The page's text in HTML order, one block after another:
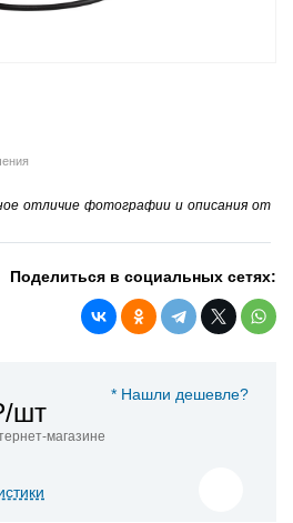
отличие фотографии и описания от
Поделиться в социальных сетях:
* Нашли дешевле?
шт
магазине